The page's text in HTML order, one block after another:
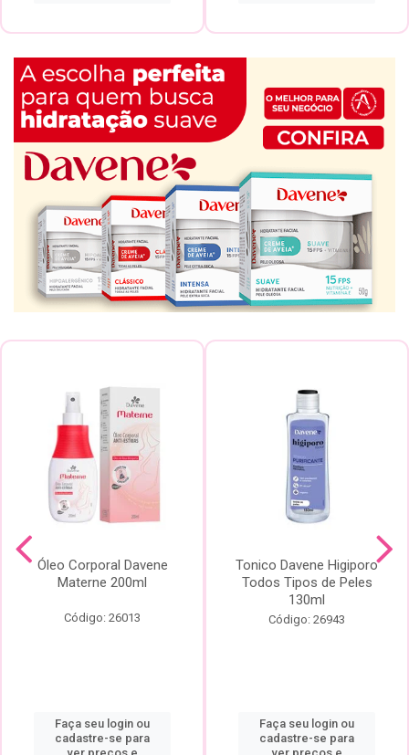
Óleo Corporal Davene
Materne 200ml
Código: 26013
Faça seu login ou
cadastre-se para
Tonico Davene Higiporo
Todos Tipos de Peles
130ml
Código: 26943
Faça seu login ou
cadastre-se para